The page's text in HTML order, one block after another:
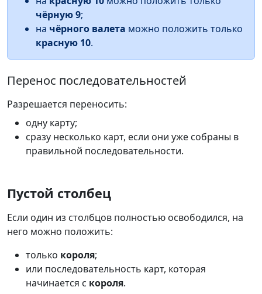
чёрную 9;
на чёрного валета можно положить только
красную 10.
Перенос последовательностей
Разрешается переносить:
одну карту;
сразу несколько карт, если они уже собраны в
правильной последовательности.
Пустой столбец
Если один из столбцов полностью освободился, на
него можно положить:
только короля;
или последовательность карт, которая
начинается с короля.